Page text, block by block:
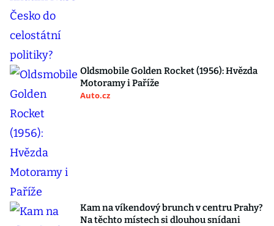
Oldsmobile Golden Rocket (1956): Hvězda
Motoramy i Paříže
Auto.cz
Kam na víkendový brunch v centru Prahy?
Na těchto místech si dlouhou snídani